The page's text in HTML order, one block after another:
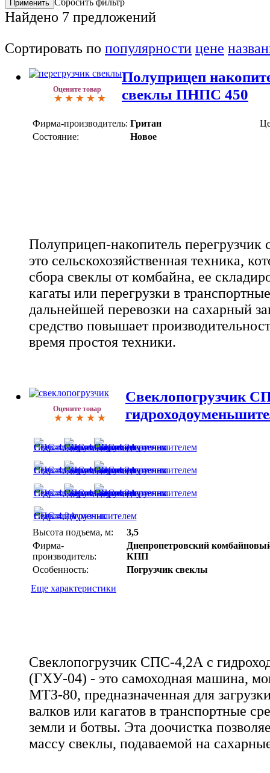
Сбросить фильтр
Найдено 7 предложений
Сортировать по популярности цене
Оцените товар
Полуприцеп
свеклы ПНПС 450
Фирма-производитель: Гритан
Состояние:
Новое
Полуприцеп-накопитель
это сельскохозяйственная техника,
сбора свеклы от комбайна, ее
кагаты или перегрузки в
дальнейшей перевозки на сахарный
средство повышает
время простоя техники.
Оцените товар
Свеклопогрузчик
Высота подъема, м:
3,5
Фирма-
производитель:
Днепропетровский
КПП
Особенность:
Погрузчик свеклы
Еще характеристики
Свеклопогрузчик СПС-4,2А с
(ГХУ-04) - это самоходная машина,
МТЗ-80, предназначенная для
валков или кагатов в транспортные
земли и ботвы. Эта доочистка
массу свеклы, подаваемой на